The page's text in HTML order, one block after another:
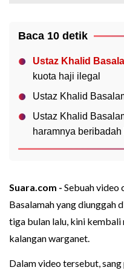
Baca 10 detik
Ustaz Khalid
kuota haji ilegal
Ustaz Khalid
Ustaz Khalid
haramnya
Suara.com - Sebuah video
Basalamah yang diunggah
tiga bulan lalu, kini
kalangan warganet.
Dalam video tersebut,